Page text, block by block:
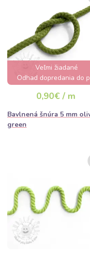
Veľmi žiadané
Odhad dopredania do
0,90€ / m
Bavlnená šnúra 5 mm
green